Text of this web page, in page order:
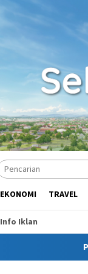
EKONOMI TRAVEL
Info Iklan
Penahanan